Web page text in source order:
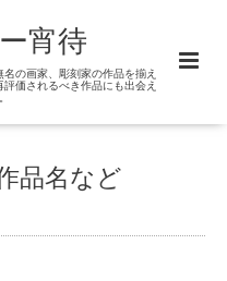
宵待
の画家、彫刻家の作品を揃え
価されるべき作品にも出会え
品名など